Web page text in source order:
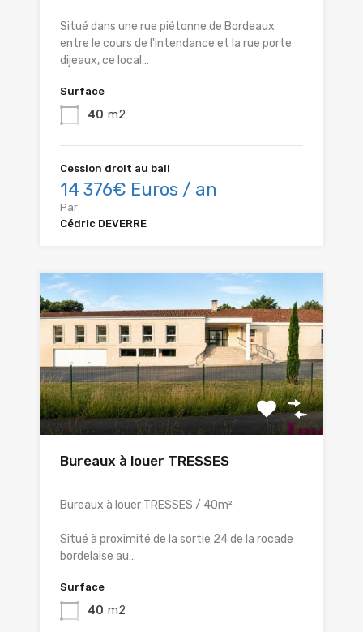
Situé dans une rue piétonne de Bordeaux
entre le cours de l'intendance et la rue porte
dijeaux, ce local…
Surface
40 m2
Cession droit au bail
14 376€ Euros / an
Par
Cédric DEVERRE
Bureaux à louer TRESSES
Bureaux à louer TRESSES / 40m²
Situé à proximité de la sortie 24 de la rocade
bordelaise au…
Surface
40 m2